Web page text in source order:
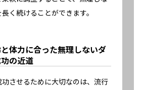
く続けることができます。
体力に合った無理しないダ
の近道
させるために大切なのは、流行